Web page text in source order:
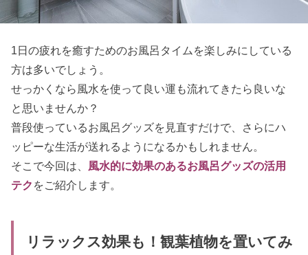
1日の疲れを癒すためのお風呂タイムを楽しみにしている
方は多いでしょう。
せっかくなら風水を使って良い運も流れてきたら良いな
と思いませんか？
普段使っているお風呂グッズを見直すだけで、さらにハ
ッピーな生活が送れるようになるかもしれません。
そこで今回は、 風水的に効果のあるお風呂グッズの活用
テク をご紹介します。
リラックス効果も！観葉植物を置いてみ